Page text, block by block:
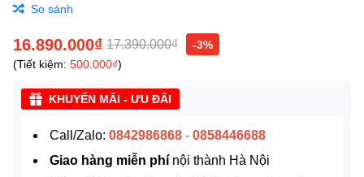
So sánh
16.890.000₫ 17.390.000₫
-3%
(Tiết kiệm: 500.000₫)
KHUYẾN MÃI - ƯU ĐÃI
Call/Zalo: 0842986868 - 0858446688
Giao hàng miễn phí nội thành Hà Nội